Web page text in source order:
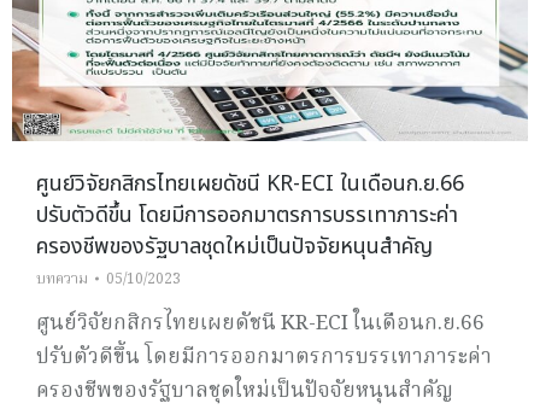
ศูนย์วิจัยกสิกรไทยเผยดัชนี KR-ECI ในเดือนก.ย.66
ปรับตัวดีขึ้น โดยมีการออกมาตรการบรรเทาภาระค่า
ครองชีพของรัฐบาลชุดใหม่เป็นปัจจัยหนุนสำคัญ
บทความ 05/10/2023
ศูนย์วิจัยกสิกรไทยเผยดัชนี KR-ECI ในเดือนก.ย.66
ปรับตัวดีขึ้น โดยมีการออกมาตรการบรรเทาภาระค่า
ครองชีพของรัฐบาลชุดใหม่เป็นปัจจัยหนุนสำคัญ